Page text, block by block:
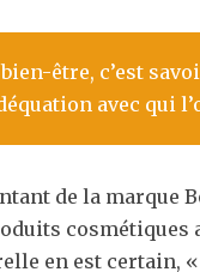
être, c’est
avec qui
de la marque
cosmétiques
en est certain,